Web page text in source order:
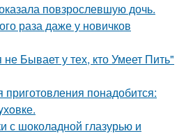
повзрослевшую дочь.
раза даже у новичков
Бывает у тех, кто Умеет Пить"
понадобится:
с шоколадной глазурью и